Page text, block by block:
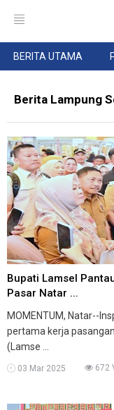
BERITA UTAMA
Berita Lampung
Bupati Lamsel
Pasar Natar ...
MOMENTUM, Natar--
pertama kerja
(Lamse ...
03 Mar 2025 672